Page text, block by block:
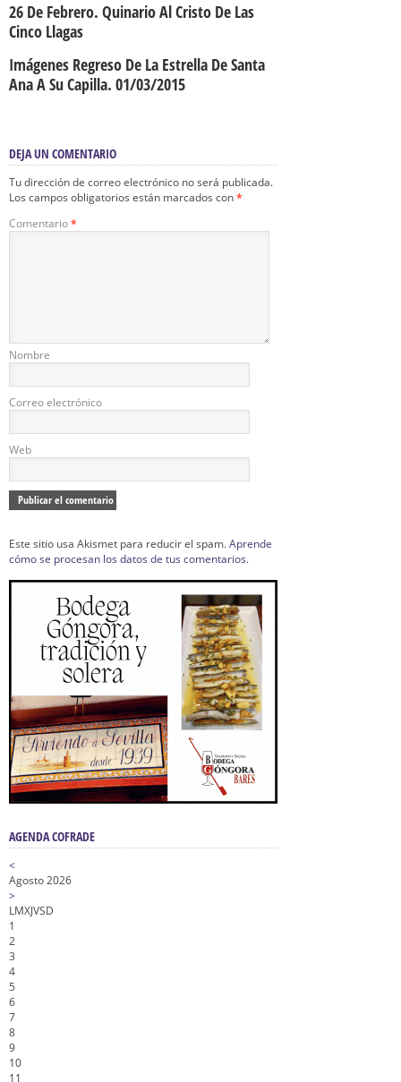
26 De Febrero. Quinario Al Cristo De Las
Cinco Llagas
Imágenes Regreso De La Estrella De Santa
Ana A Su Capilla. 01/03/2015
DEJA UN COMENTARIO
Tu dirección de correo electrónico no será publicada.
Los campos obligatorios están marcados con*
Comentario*
Nombre
Correo electrónico
Web
Este sitio usa Akismet para reducir el spam.Aprende
cómo se procesan los datos de tus comentarios.
AGENDA COFRADE
<
Agosto 2026
>
LMXJVSD
1
2
3
4
5
6
7
8
9
10
11